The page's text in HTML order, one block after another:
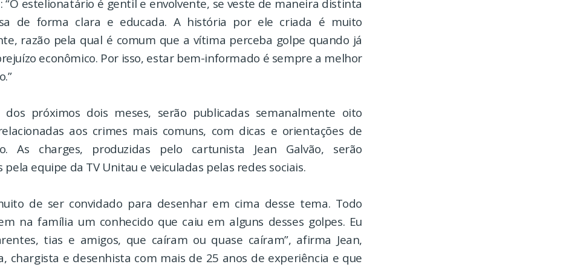
“O estelionatário é gentil e envolvente, se veste de maneira distinta
de forma clara e educada. A história por ele criada é muito
razão pela qual é comum que a vítima perceba golpe quando já
econômico. Por isso, estar bem-informado é sempre a melhor
dos próximos dois meses, serão publicadas semanalmente oito
aos crimes mais comuns, com dicas e orientações de
As charges, produzidas pelo cartunista Jean Galvão, serão
pela equipe da TV Unitau e veiculadas pelas redes sociais.
de ser convidado para desenhar em cima desse tema. Todo
na família um conhecido que caiu em alguns desses golpes. Eu
tias e amigos, que caíram ou quase caíram”, afirma Jean,
chargista e desenhista com mais de 25 anos de experiência e que